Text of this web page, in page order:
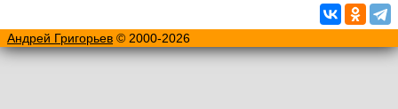
Андрей Григорьев © 2000-2026